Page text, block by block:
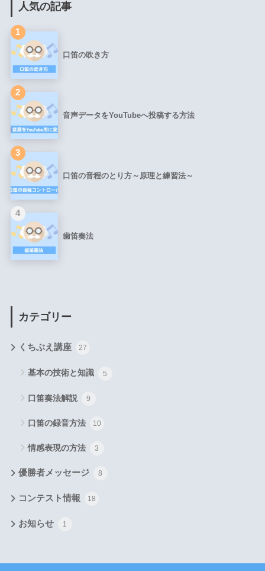
人気の記事
1
口笛の吹き方
2
音声データをYouTubeへ投稿する方法
3
口笛の音程のとり方～原理と練習法～
4
歯笛奏法
カテゴリー
くちぶえ講座 27
基本の技術と知識 5
口笛奏法解説 9
口笛の録音方法 10
情感表現の方法 3
優勝者メッセージ 8
コンテスト情報 18
お知らせ 1